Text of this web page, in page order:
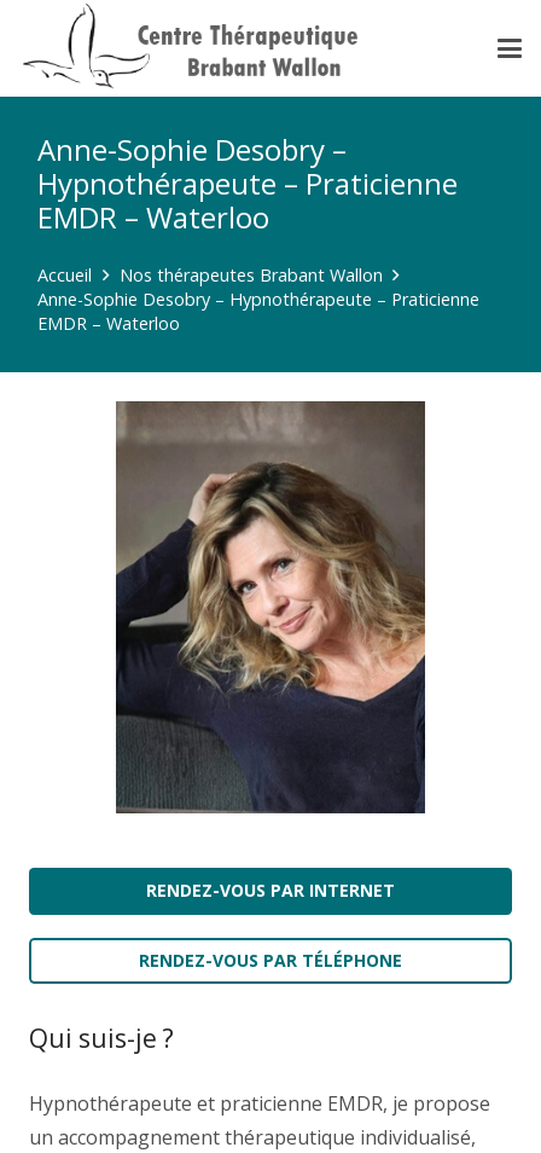
Anne-Sophie Desobry –
Hypnothérapeute – Praticienne
EMDR – Waterloo
Accueil
Nos thérapeutes Brabant Wallon
Anne-Sophie Desobry – Hypnothérapeute – Praticienne
EMDR – Waterloo
RENDEZ-VOUS PAR INTERNET
RENDEZ-VOUS PAR TÉLÉPHONE
Qui suis-je ?
Hypnothérapeute et praticienne EMDR, je propose
un accompagnement thérapeutique individualisé,